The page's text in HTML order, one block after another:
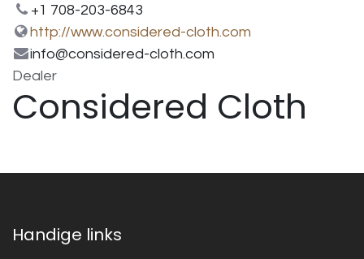
+1 708-203-6843
http://www.considered-cloth.com
info@considered-cloth.com
Dealer
Considered Cloth
Handige links